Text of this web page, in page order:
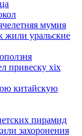
мумия
жили уральские
привеску xix
китайскую
пирамид
захоронения